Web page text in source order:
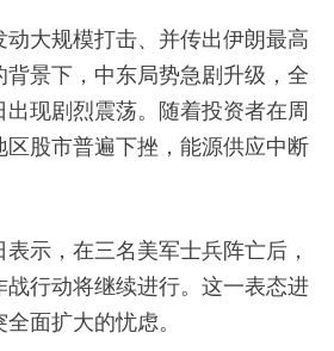
大规模打击、并传出伊朗最高
景下，中东局势急剧升级，全
出现剧烈震荡。随着投资者在周
股市普遍下挫，能源供应中断
示，在三名美军士兵阵亡后，
行动将继续进行。这一表态进
面扩大的忧虑。